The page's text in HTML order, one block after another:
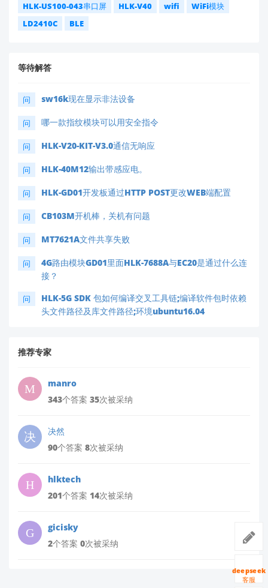
HLK-US100-043串口屏
HLK-V40 wifi
WiFi模块
LD2410C
BLE
等待解答
问 sw16k现在显示非法设备
问 哪一款指纹模块可以用安全指令
问 HLK-V20-KIT-V3.0通信无响应
问 HLK-40M12输出带感应电。
问 HLK-GD01开发板通过HTTP POST更改WEB端配置
问 CB103M开机棒，关机有问题
问 MT7621A文件共享失败
问
4G路由模块GD01里面HLK-7688A与EC20是通过什么连
接？
问
HLK-5G SDK 包如何编译交叉工具链;编译软件包时依赖
头文件路径及库文件路径;环境ubuntu16.04
推荐专家
manro
343个答案 35次被采纳
决然
90个答案 8次被采纳
hlktech
201个答案 14次被采纳
gicisky
2个答案 0次被采纳
deepseek
客服